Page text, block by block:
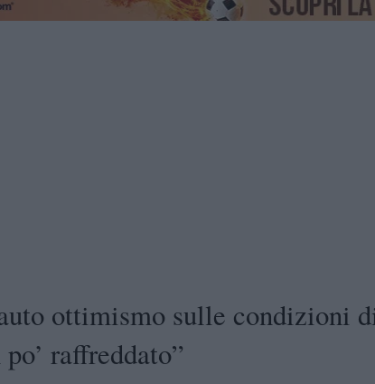
ottimismo sulle condizioni
raffreddato”